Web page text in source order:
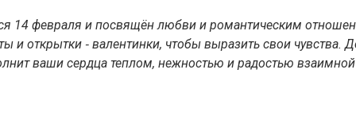
14 февраля и посвящён любви и романтическим
и открытки ‑ валентинки, чтобы выразить свои чувства.
ваши сердца теплом, нежностью и радостью